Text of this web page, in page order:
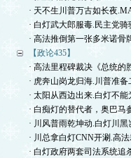
· 天不生川普万古如长夜
· 白灯武大郎服毒.民主党骑
· 高法推倒第一张多米诺骨
【政论435】
· 高法里程碑裁决《总统的
· 虎奔山岗龙归海.川普准备
· 太阳从西边出来.白灯不能
· 白痴灯的替代者，奥巴马
· 川风普雨乾坤动.白灯川黑
· 川总拿白灯CNN开涮.高法
· 白灯政府两套司法系统追